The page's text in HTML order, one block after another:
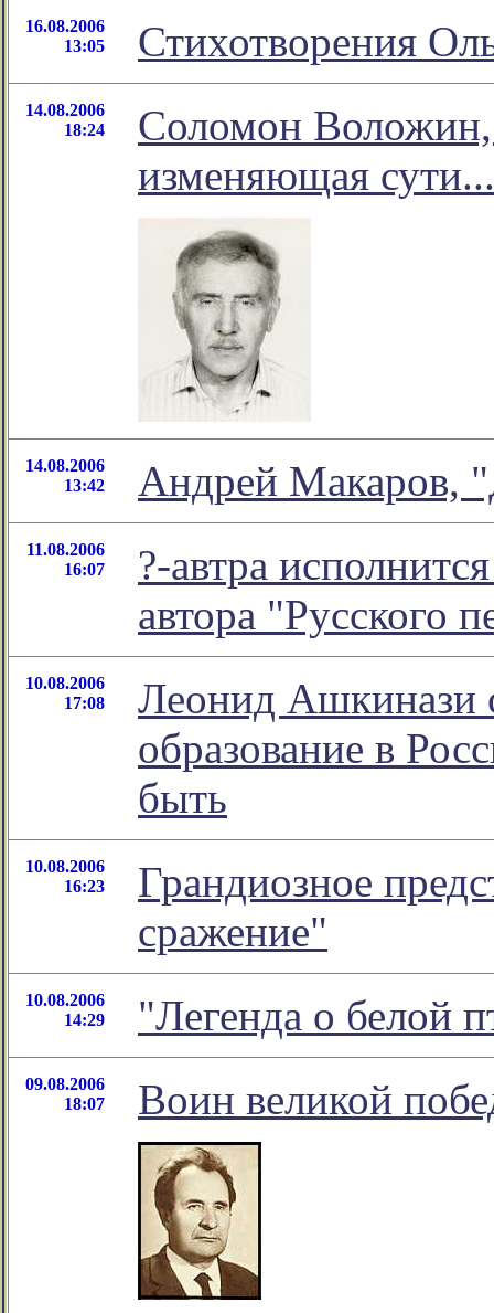
16.08.2006
13:05
Стихотворения
14.08.2006
18:24
Соломон
изменяющая
14.08.2006
13:42
Андрей Макаров,
11.08.2006
16:07
?-автра
автора "Русского
10.08.2006
17:08
Леонид Ашкинази
образование в
быть
10.08.2006
16:23
Грандиозное
сражение"
10.08.2006
14:29
"Легенда о белой
09.08.2006
18:07
Воин великой